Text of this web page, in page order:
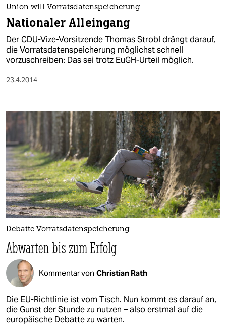
Union will Vorratsdatenspeicherung
Nationaler Alleingang
Der CDU-Vize-Vorsitzende Thomas Strobl drängt darauf,
die Vorratsdatenspeicherung möglichst schnell
vorzuschreiben: Das sei trotz EuGH-Urteil möglich.
23.4.2014
Debatte Vorratsdatenspeicherung
Abwarten bis zum Erfolg
Kommentar von Christian Rath
Die EU-Richtlinie ist vom Tisch. Nun kommt es darauf an,
die Gunst der Stunde zu nutzen – also erstmal auf die
europäische Debatte zu warten.